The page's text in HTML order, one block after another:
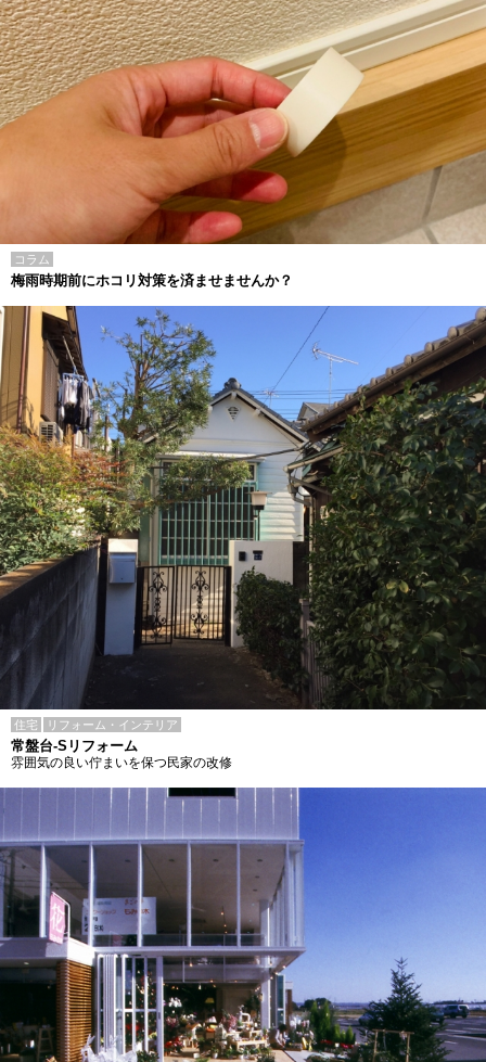
コラム
梅雨時期前にホコリ対策を済ませませんか？
住宅 リフォーム・インテリア
常盤台-Sリフォーム
雰囲気の良い佇まいを保つ民家の改修